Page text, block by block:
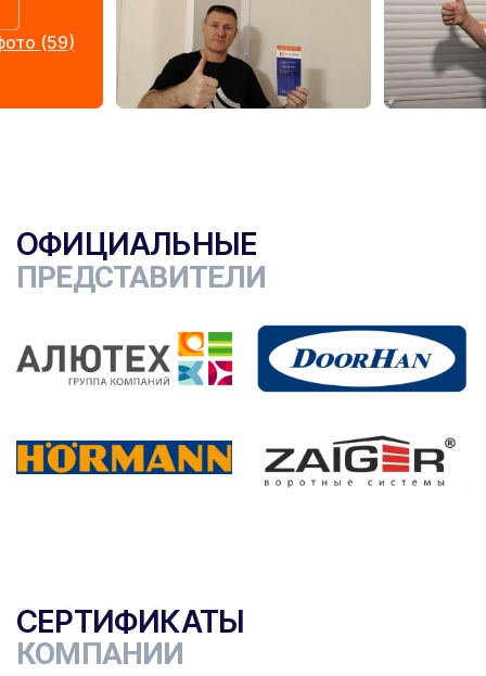
(59)
ОФИЦИАЛЬНЫЕ
ПРЕДСТАВИТЕЛИ
СЕРТИФИКАТЫ
КОМПАНИИ